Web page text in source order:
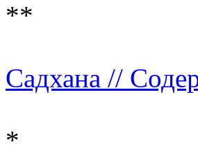
**
Садхана //
*